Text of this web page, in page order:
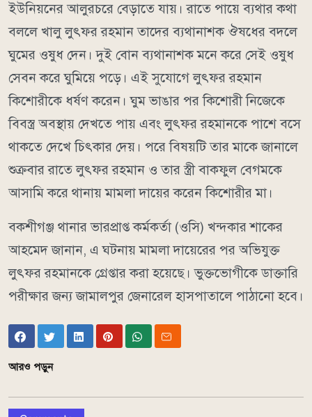
ইউনিয়নের আলুরচরে বেড়াতে যায়। রাতে পায়ে ব্যথার কথা
বললে খালু লুৎফর রহমান তাদের ব্যথানাশক ঔষধের বদলে
ঘুমের ওষুধ দেন। দুই বোন ব্যথানাশক মনে করে সেই ওষুধ
সেবন করে ঘুমিয়ে পড়ে। এই সুযোগে লুৎফর রহমান
কিশোরীকে ধর্ষণ করেন। ঘুম ভাঙার পর কিশোরী নিজেকে
বিবস্ত্র অবস্থায় দেখতে পায় এবং লুৎফর রহমানকে পাশে বসে
থাকতে দেখে চিৎকার দেয়। পরে বিষয়টি তার মাকে জানালে
শুক্রবার রাতে লুৎফর রহমান ও তার স্ত্রী বাকফুল বেগমকে
আসামি করে থানায় মামলা দায়ের করেন কিশোরীর মা।
বকশীগঞ্জ থানার ভারপ্রাপ্ত কর্মকর্তা (ওসি) খন্দকার শাকের
আহমেদ জানান, এ ঘটনায় মামলা দায়েরের পর অভিযুক্ত
লুৎফর রহমানকে গ্রেপ্তার করা হয়েছে। ভুক্তভোগীকে ডাক্তারি
পরীক্ষার জন্য জামালপুর জেনারেল হাসপাতালে পাঠানো হবে।
আরও পড়ুন